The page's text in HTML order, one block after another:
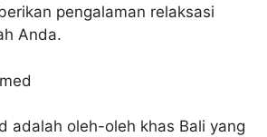
pengalaman relaksasi
Anda.
adalah oleh-oleh khas Bali yang